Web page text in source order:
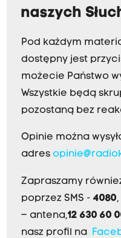
naszych
Pod każdym
dostępny jest
możecie Państwo
Wszystkie będą
pozostaną bez
Opinie można
adres
Zapraszamy
poprzez SMS - 4080
– antena,12 630 60
nasz profil na